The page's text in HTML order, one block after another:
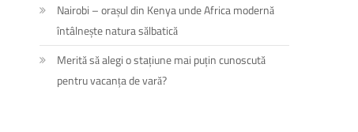
Nairobi – orașul din Kenya unde Africa modernă
întâlnește natura sălbatică
Merită să alegi o stațiune mai puțin cunoscută
pentru vacanța de vară?